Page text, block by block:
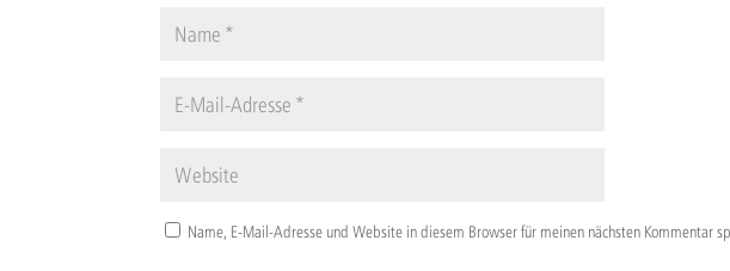
Name, E-Mail-Adresse und Website in diesem Browser für meinen nächsten Kommentar